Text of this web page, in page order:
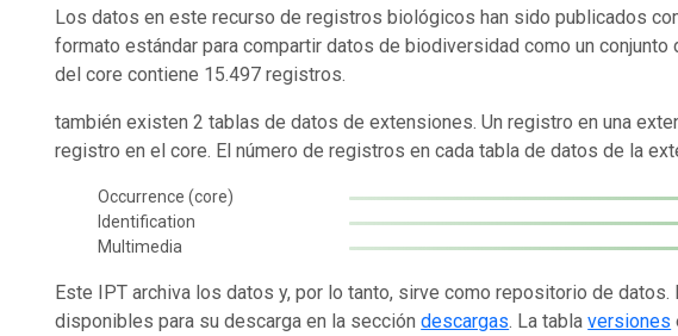
Los datos en este recurso de registros biológicos han sido publicados
formato estándar para compartir datos de biodiversidad como un
del core contiene 15.497 registros.
también existen 2 tablas de datos de extensiones. Un registro en una
registro en el core. El número de registros en cada tabla de datos de la
Occurrence (core)
Identification
Multimedia
Este IPT archiva los datos y, por lo tanto, sirve como repositorio de
disponibles para su descarga en la seccióndescargas. La tablaversiones